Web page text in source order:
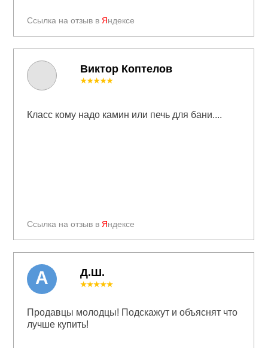
Ссылка на отзыв в Яндексе
Ссылка на отзыв в Яндексе
★★★★★
Класс кому надо камин или печь для бани....
Д.Ш.
★★★★★
Продавцы молодцы! Подскажут и объяснят что
лучше купить!
А
Виктор Коптелов